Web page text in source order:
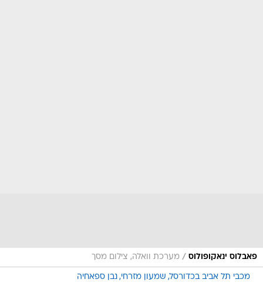
פאבלוס ינאקופולוס / מערכת וואלה, צילום מסך
מכבי תל אביב בכדורסל שמעון מזרחי נבן ספאחיה